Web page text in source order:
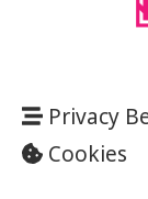
Privacy
Cookies